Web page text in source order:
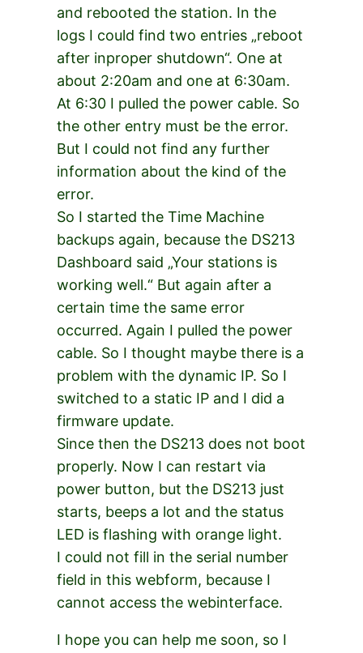
and rebooted the station. In the
logs I could find two entries „reboot
after inproper shutdown“. One at
about 2:20am and one at 6:30am.
At 6:30 I pulled the power cable. So
the other entry must be the error.
But I could not find any further
information about the kind of the
error.
So I started the Time Machine
backups again, because the DS213
Dashboard said „Your stations is
working well.“ But again after a
certain time the same error
occurred. Again I pulled the power
cable. So I thought maybe there is a
problem with the dynamic IP. So I
switched to a static IP and I did a
firmware update.
Since then the DS213 does not boot
properly. Now I can restart via
power button, but the DS213 just
starts, beeps a lot and the status
LED is flashing with orange light.
I could not fill in the serial number
field in this webform, because I
cannot access the webinterface.
I hope you can help me soon, so I